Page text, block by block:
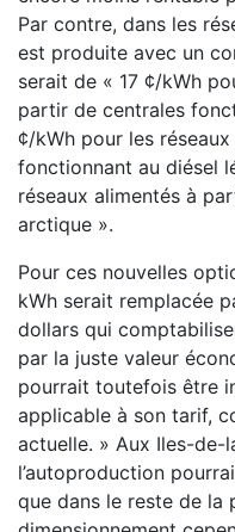
Par contre, dans les
est produite avec un
serait de « 17 ¢/kWh
partir de centrales
¢/kWh pour les
fonctionnant au diésel
réseaux alimentés à
arctique ».
Pour ces nouvelles
kWh serait remplacée
dollars qui
par la juste valeur
pourrait toutefois être
applicable à son tarif,
actuelle. » Aux Iles-de-
l’autoproduction
que dans le reste de la